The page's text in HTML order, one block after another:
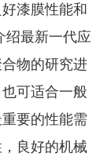
漆膜性能和
绍最新一代应
物的研究进
可适合一般
要的性能需
良好的机械